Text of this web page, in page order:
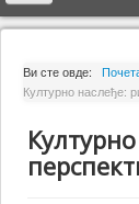
Почетна
О Институту
Сарадници
Пројекти
Издаваштво
Ви сте овде:
Културно наслеђе: